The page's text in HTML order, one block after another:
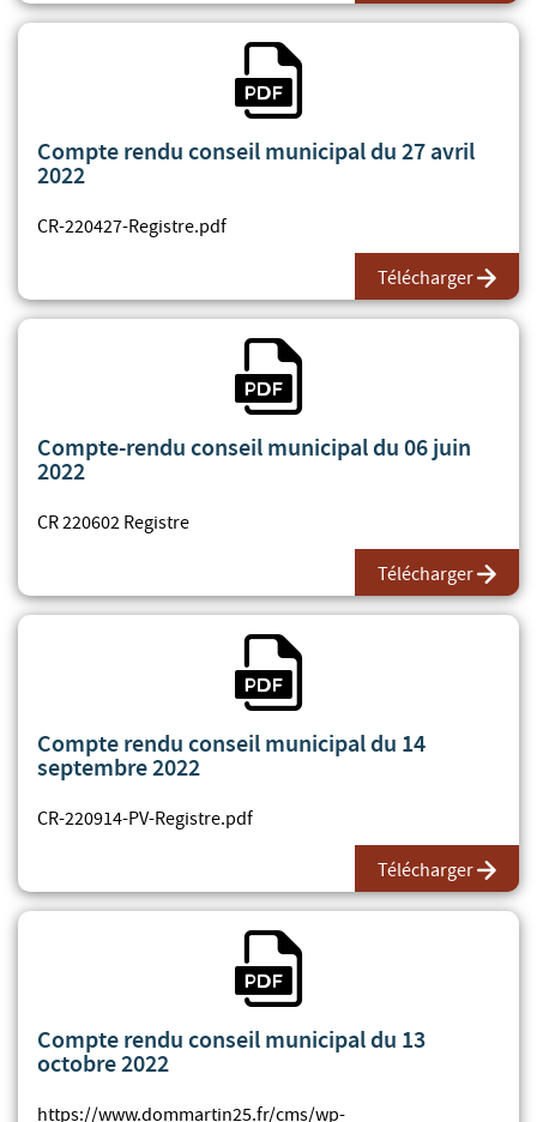
Compte rendu conseil municipal du 27 avril
2022
CR-220427-Registre.pdf
Télécharger
Compte-rendu conseil municipal du 06 juin
2022
CR 220602 Registre
Télécharger
Compte rendu conseil municipal du 14
septembre 2022
CR-220914-PV-Registre.pdf
Télécharger
Compte rendu conseil municipal du 13
octobre 2022
https://www.dommartin25.fr/cms/wp-